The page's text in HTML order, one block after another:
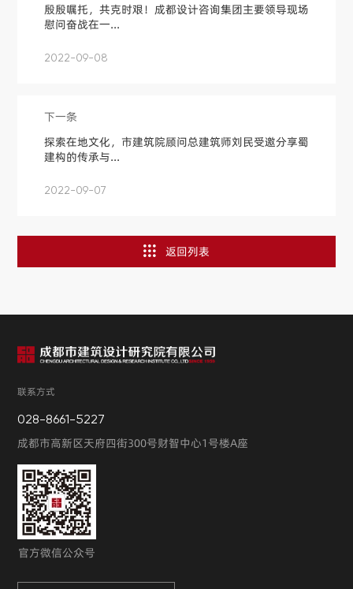
殷殷嘱托，共克时艰！成都设计咨询集团主要领导现场
慰问奋战在一...
2022-09-08
下一条
探索在地文化，市建筑院顾问总建筑师刘民受邀分享蜀
建构的传承与...
2022-09-07
返回列表
联系方式
028-8661-5227
成都市高新区天府四街300号财智中心1号楼A座
官方微信公众号